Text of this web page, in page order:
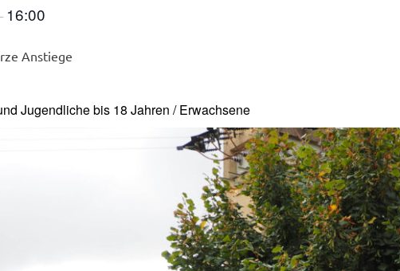
16:00
Anstiege
Jugendliche bis 18 Jahren / Erwachsene